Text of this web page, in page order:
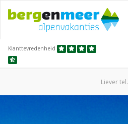
Klanttevredenheid
Liever tel.